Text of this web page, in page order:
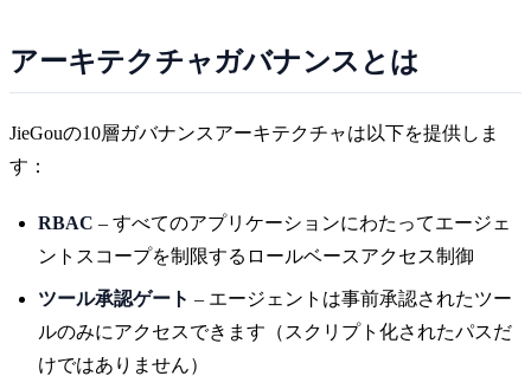
アーキテクチャガバナンスとは
JieGouの10層ガバナンスアーキテクチャは以下を提供しま
す：
RBAC – すべてのアプリケーションにわたってエージェ
ントスコープを制限するロールベースアクセス制御
ツール承認ゲート – エージェントは事前承認されたツー
ルのみにアクセスできます（スクリプト化されたパスだ
けではありません）